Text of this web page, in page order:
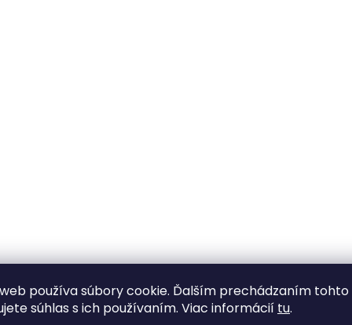
používa súbory cookie. Ďalším prechádzaním tohto
súhlas s ich používaním. Viac informácií tu.